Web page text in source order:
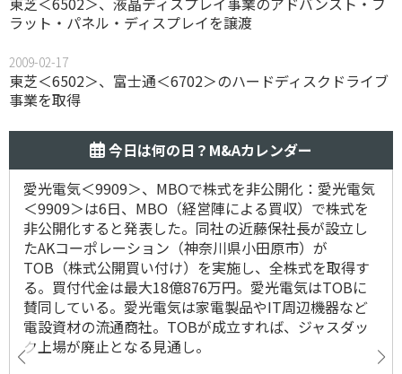
ラット・パネル・ディスプレイを譲渡
2009-02-17
東芝＜6502＞、富士通＜6702＞のハードディスクドライブ
事業を取得
今日は何の日？M&Aカレンダー
愛光電気＜9909＞、MBOで株式を非公開化：愛光電気
＜9909＞は6日、MBO（経営陣による買収）で株式を
非公開化すると発表した。同社の近藤保社長が設立し
たAKコーポレーション（神奈川県小田原市）が
TOB（株式公開買い付け）を実施し、全株式を取得す
る。買付代金は最大18億876万円。愛光電気はTOBに
賛同している。愛光電気は家電製品やIT周辺機器など
電設資材の流通商社。TOBが成立すれば、ジャスダッ
ク上場が廃止となる見通し。